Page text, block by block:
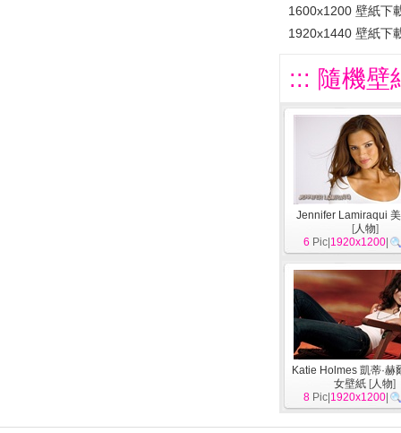
1600x1200 壁紙下
1920x1440 壁紙下
::: 隨機壁
Jennifer Lamiraqui
[人物]
6 Pic| 1920x1200
Katie Holmes 凱蒂·赫
女壁紙 [人物]
8 Pic| 1920x1200